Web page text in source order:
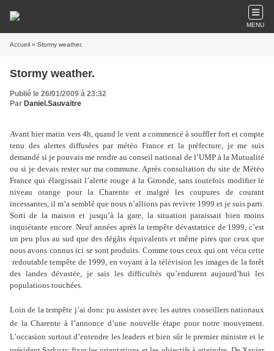
MENU
Accueil » Stormy weather.
Stormy weather.
Publié le 26/01/2009 à 23:32
Par Daniel.Sauvaitre
Avant hier matin vers 4h, quand le vent a commencé à souffler fort et compte
tenu des alertes diffusées par météo France et la préfecture, je me suis
demandé si je pouvais me rendre au conseil national de l’UMP à la Mutualité
ou si je devais rester sur ma commune. Après consultation du site de Météo
France qui élargissait l’alerte rouge à la Gironde, sans toutefois modifier le
niveau orange pour la Charente et malgré les coupures de courant
incessantes, il m’a semblé que nous n’allions pas revivre 1999 et je suis parti.
Sorti de la maison et jusqu’à la gare, la situation paraissait bien moins
inquiétante encore. Neuf années après la tempête dévastatrice de 1999, c’est
un peu plus au sud que des dégâts équivalents et même pires que ceux que
nous avons connus ici se sont produits. Comme tous ceux qui ont vécu cette
redoutable tempête de 1999, en voyant à la télévision les images de la forêt
des landes dévastée, je sais les difficultés qu’endurent aujourd’hui les
populations touchées.
Loin de la tempête j’ai donc pu assister avec les autres conseillers nationaux
de la Charente à l’annonce d’une nouvelle étape pour notre mouvement.
L’occasion surtout d’entendre les leaders et bien sûr le premier ministre et le